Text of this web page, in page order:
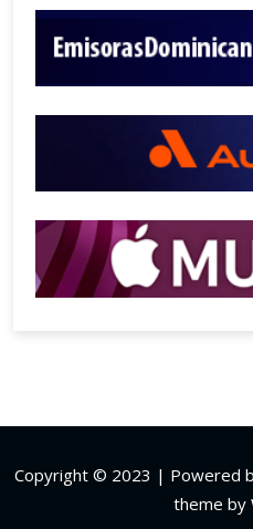
Copyright © 2023 | Powered
theme by